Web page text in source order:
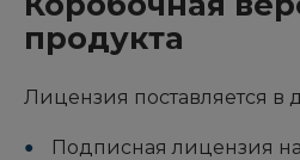
продукта
Лицензия поставляется в
Подписная лицензия